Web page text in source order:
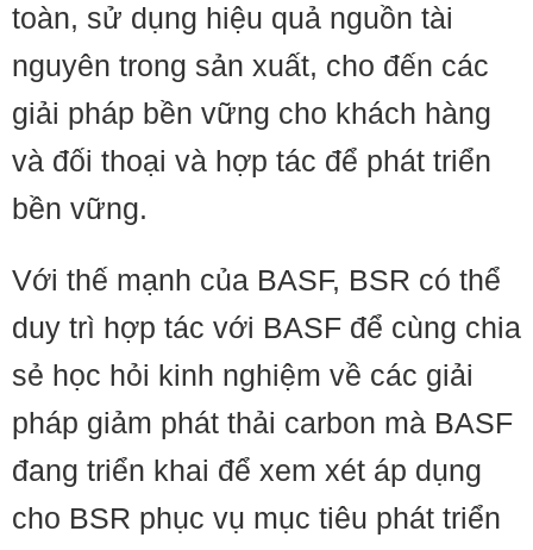
toàn, sử dụng hiệu quả nguồn tài
nguyên trong sản xuất, cho đến các
giải pháp bền vững cho khách hàng
và đối thoại và hợp tác để phát triển
bền vững.
Với thế mạnh của BASF, BSR có thể
duy trì hợp tác với BASF để cùng chia
sẻ học hỏi kinh nghiệm về các giải
pháp giảm phát thải carbon mà BASF
đang triển khai để xem xét áp dụng
cho BSR phục vụ mục tiêu phát triển